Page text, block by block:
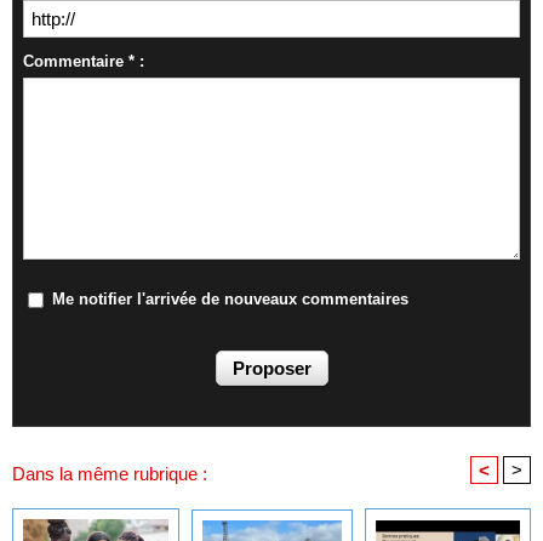
Commentaire * :
Me notifier l'arrivée de nouveaux commentaires
Dans la même rubrique : < >